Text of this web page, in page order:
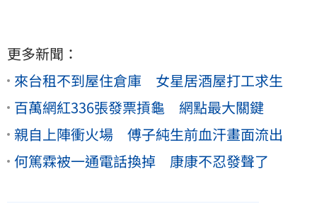
更多新聞：
來台租不到屋住倉庫 女星居酒屋打工求生
百萬網紅336張發票摃龜 網點最大關鍵
親自上陣衝火場 傅子純生前血汗畫面流出
何篤霖被一通電話換掉 康康不忍發聲了